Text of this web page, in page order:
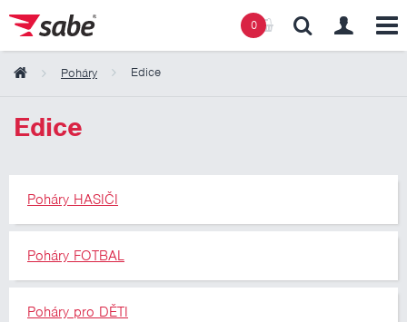
0
Poháry Edice
Edice
Poháry HASIČI
Poháry FOTBAL
Poháry pro DĚTI
Obsah košíku